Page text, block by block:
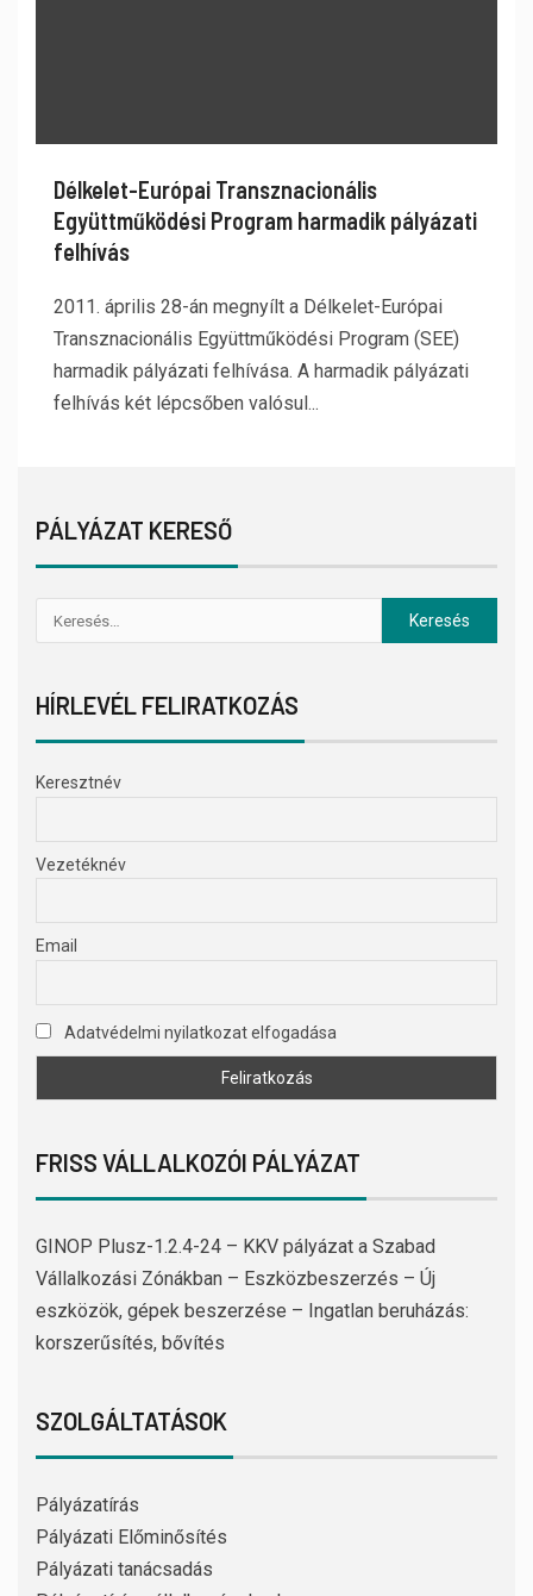
Délkelet-Európai Transznacionális
Együttműködési Program harmadik pályázati
felhívás
2011. április 28-án megnyílt a Délkelet-Európai
Transznacionális Együttműködési Program (SEE)
harmadik pályázati felhívása. A harmadik pályázati
felhívás két lépcsőben valósul...
PÁLYÁZAT KERESŐ
HÍRLEVÉL FELIRATKOZÁS
Keresztnév
Vezetéknév
Email
Adatvédelmi nyilatkozat elfogadása
FRISS VÁLLALKOZÓI PÁLYÁZAT
GINOP Plusz-1.2.4-24 – KKV pályázat a Szabad
Vállalkozási Zónákban – Eszközbeszerzés – Új
eszközök, gépek beszerzése – Ingatlan beruházás:
korszerűsítés, bővítés
SZOLGÁLTATÁSOK
Pályázatírás
Pályázati Előminősítés
Pályázati tanácsadás